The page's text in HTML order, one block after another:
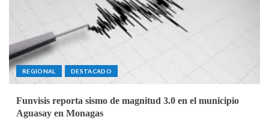
REGIONAL DESTACADO
Funvisis reporta sismo de magnitud 3.0 en el municipio
Aguasay en Monagas